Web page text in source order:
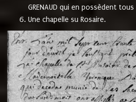
GRENAUD qui en possèdent
Une chapelle su Rosaire.